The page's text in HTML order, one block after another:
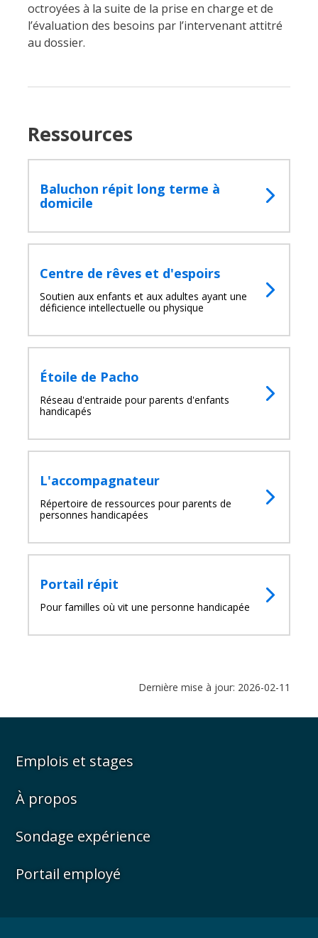
octroyées à la suite de la prise en charge et de
l’évaluation des besoins par l’intervenant attitré
au dossier.
Ressources
Baluchon répit long terme à
domicile
Centre de rêves et d'espoirs
Soutien aux enfants et aux adultes ayant une
déficience intellectuelle ou physique
Étoile de Pacho
Réseau d'entraide pour parents d'enfants
handicapés
L'accompagnateur
Répertoire de ressources pour parents de
personnes handicapées
Portail répit
Pour familles où vit une personne handicapée
Dernière mise à jour: 2026-02-11
Emplois et stages
À propos
Sondage expérience
Portail employé